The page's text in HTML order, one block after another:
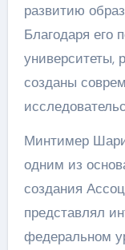
развитию
Благодаря его
университеты,
созданы
Минтимер
одним из
создания
представлял
федеральном